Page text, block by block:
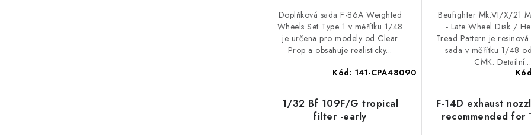
Doplňková sada F-86A Weighted
Wheels Set Type 1 v měřítku 1/48
je určena pro modely od Clear
Prop a obsahuje realisticky...
Kód: 141-CPA48090
Beufighter Mk.VI/X/21
- Late Wheel Disk /
Tread Pattern je
sada v měřítku 1/48
CMK. Detailní...
1/32 Bf 109F/G tropical
filter -early
F-14D exhaust
recommended for